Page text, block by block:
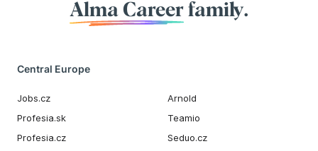
Alma Career family.
Central Europe
Jobs.cz
Profesia.sk
Profesia.cz
Arnold
Teamio
Seduo.cz